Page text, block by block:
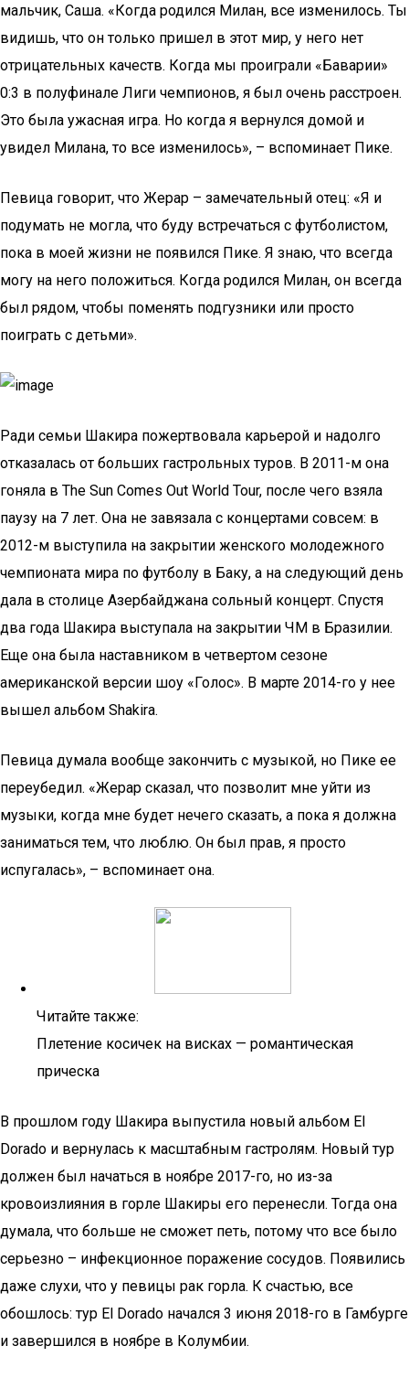
мальчик, Саша. «Когда родился Милан, все изменилось. Ты
видишь, что он только пришел в этот мир, у него нет
отрицательных качеств. Когда мы проиграли «Баварии»
0:3 в полуфинале Лиги чемпионов, я был очень расстроен.
Это была ужасная игра. Но когда я вернулся домой и
увидел Милана, то все изменилось», – вспоминает Пике.
Певица говорит, что Жерар – замечательный отец: «Я и
подумать не могла, что буду встречаться с футболистом,
пока в моей жизни не появился Пике. Я знаю, что всегда
могу на него положиться. Когда родился Милан, он всегда
был рядом, чтобы поменять подгузники или просто
поиграть с детьми».
Ради семьи Шакира пожертвовала карьерой и надолго
отказалась от больших гастрольных туров. В 2011-м она
гоняла в The Sun Comes Out World Tour, после чего взяла
паузу на 7 лет. Она не завязала с концертами совсем: в
2012-м выступила на закрытии женского молодежного
чемпионата мира по футболу в Баку, а на следующий день
дала в столице Азербайджана сольный концерт. Спустя
два года Шакира выступала на закрытии ЧМ в Бразилии.
Еще она была наставником в четвертом сезоне
американской версии шоу «Голос». В марте 2014-го у нее
вышел альбом Shakira.
Певица думала вообще закончить с музыкой, но Пике ее
переубедил. «Жерар сказал, что позволит мне уйти из
музыки, когда мне будет нечего сказать, а пока я должна
заниматься тем, что люблю. Он был прав, я просто
испугалась», – вспоминает она.
Читайте также:
Плетение косичек на висках — романтическая
прическа
В прошлом году Шакира выпустила новый альбом El
Dorado и вернулась к масштабным гастролям. Новый тур
должен был начаться в ноябре 2017-го, но из-за
кровоизлияния в горле Шакиры его перенесли. Тогда она
думала, что больше не сможет петь, потому что все было
серьезно – инфекционное поражение сосудов. Появились
даже слухи, что у певицы рак горла. К счастью, все
обошлось: тур El Dorado начался 3 июня 2018-го в Гамбурге
и завершился в ноябре в Колумбии.